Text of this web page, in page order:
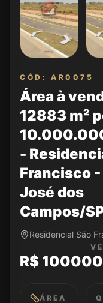
CÓD: AR0075
Área à
12883 m²
-
Francisco -
José dos
Campos/
Residencial São
R$
ÁREA